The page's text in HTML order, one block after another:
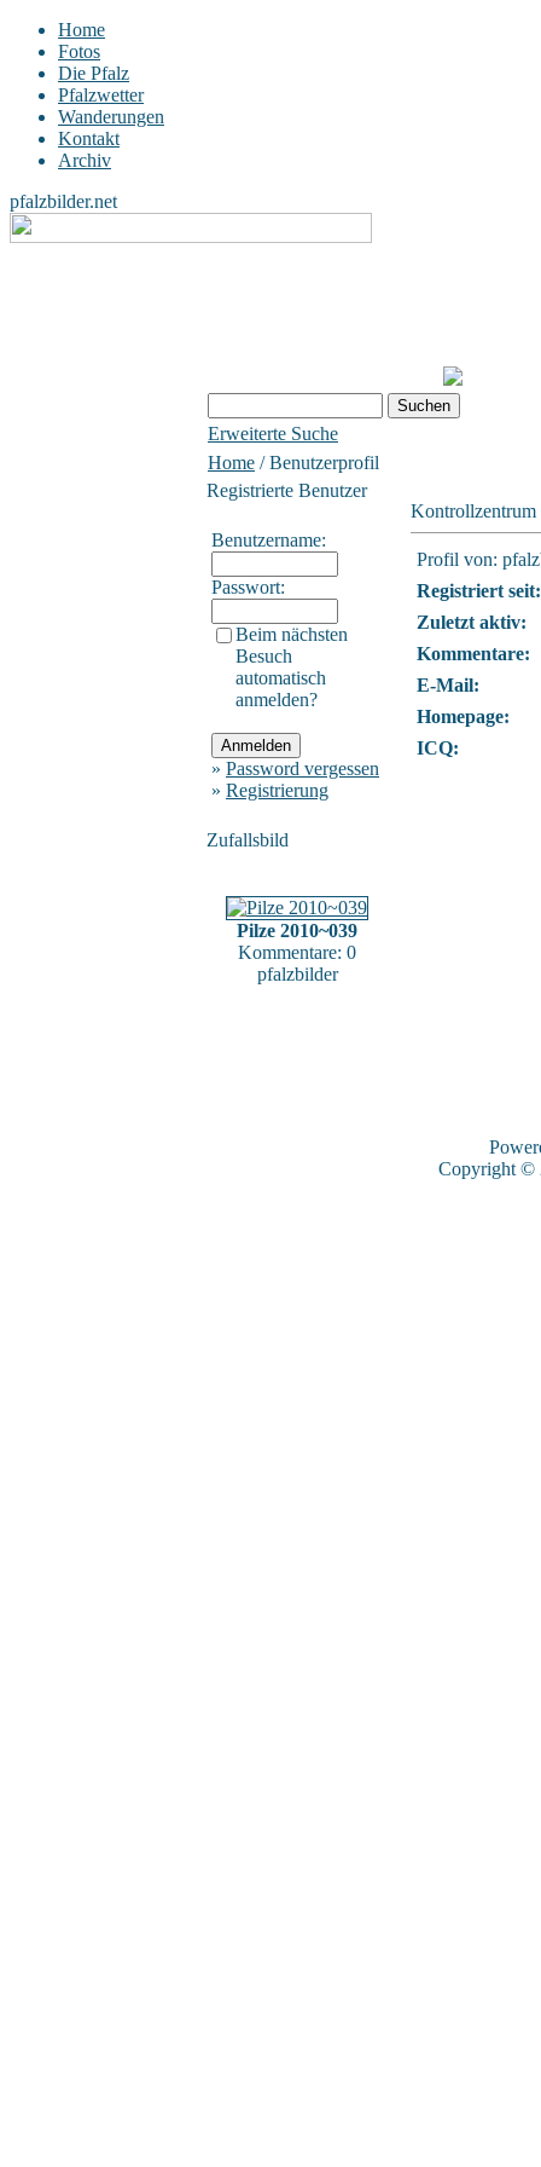
Home
Fotos
Die Pfalz
Pfalzwetter
Wanderungen
Kontakt
Archiv
pfalzbilder.net
Erweiterte Suche
Home / Benutzerprofil
Registrierte Benutzer
Benutzername:
Passwort:
Beim nächsten
Besuch
automatisch
anmelden?
» Password vergessen
» Registrierung
Zufallsbild
Pilze 2010~039
Kommentare: 0
pfalzbilder
Kontrollzentrum
Profil von:
Registriert seit:
Zuletzt aktiv:
Kommentare:
E-Mail:
Homepage:
ICQ:
Copyright ©